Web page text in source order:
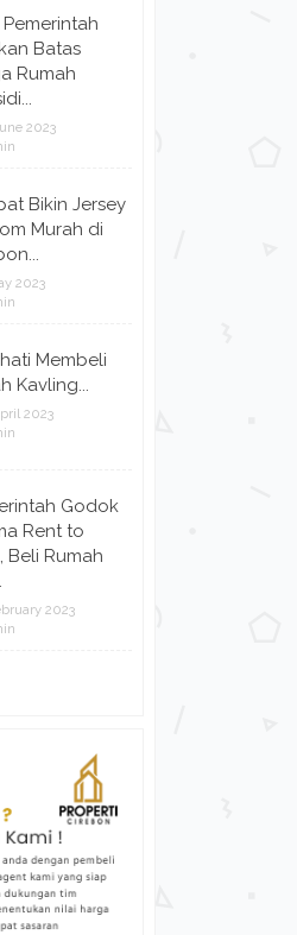
Pemerintah
Batas
Rumah
2023
Bikin Jersey
Murah di
2023
Membeli
Kavling...
2023
Godok
Rent to
Beli Rumah
2023